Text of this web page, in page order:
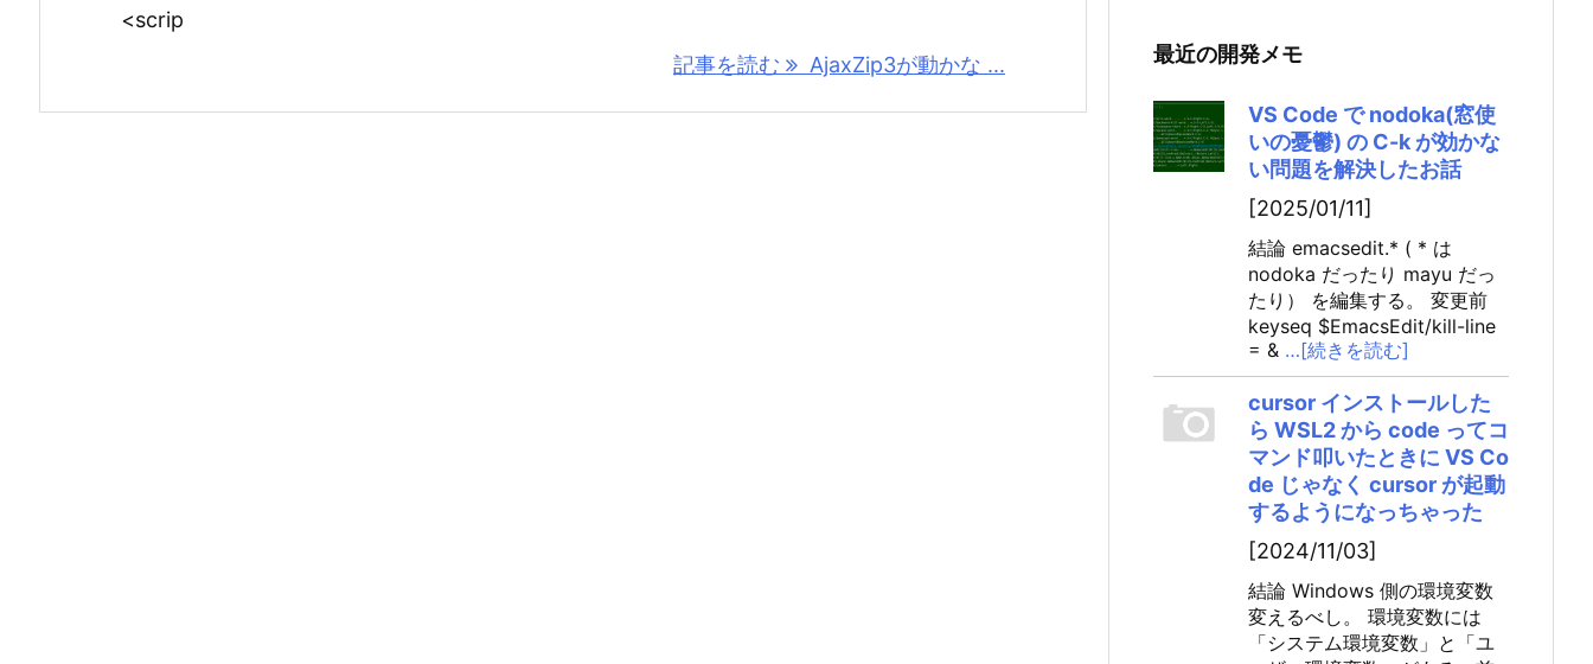
<scrip
記事を読む
AjaxZip3が動かな ... 最近の開発メモ
VS Code で nodoka(窓使
いの憂鬱) の C-k が効かな
い問題を解決したお話
[2025/01/11]
結論 emacsedit.* ( * は
nodoka だったり mayu だっ
たり） を編集する。 変更前
keyseq $EmacsEdit/kill-line
= & …[続きを読む]
cursor インストールした
ら WSL2 から code ってコ
マンド叩いたときに VS Co
de じゃなく cursor が起動
するようになっちゃった
[2024/11/03]
結論 Windows 側の環境変数
変えるべし。 環境変数には
「システム環境変数」と「ユ